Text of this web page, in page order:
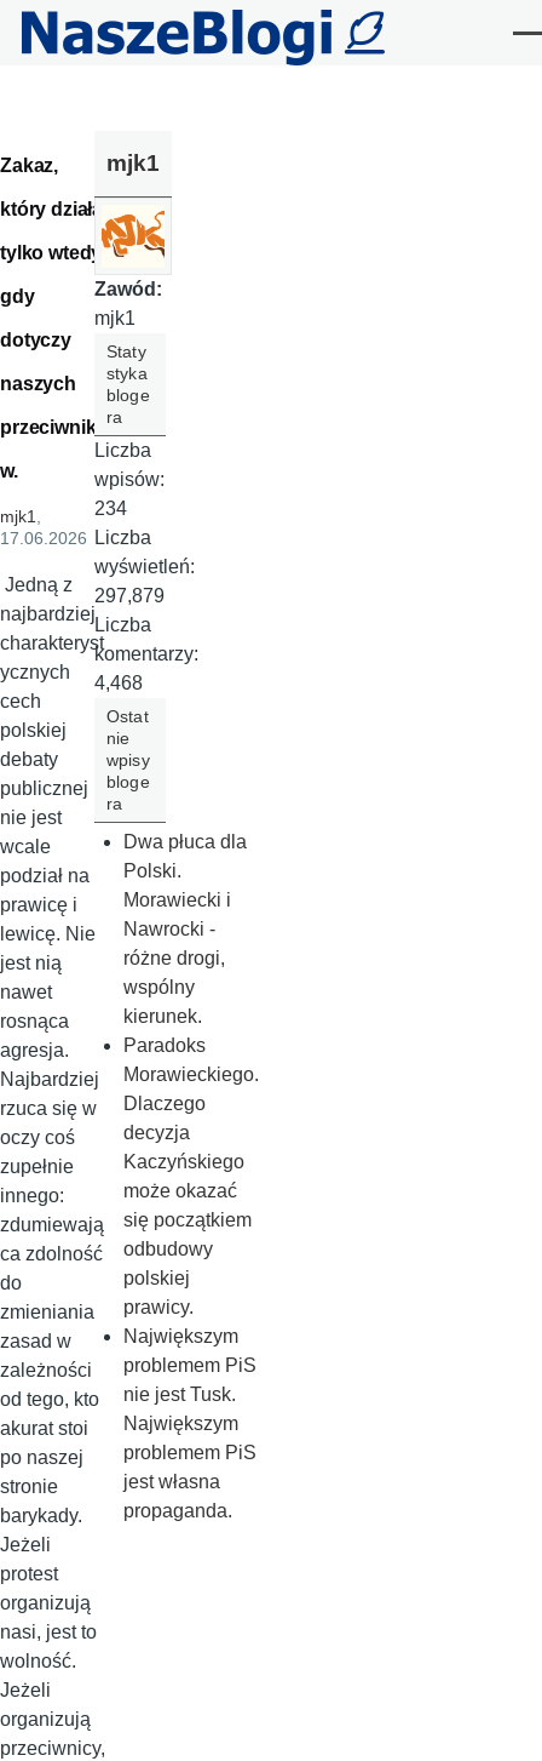
Przejdź do treści
Zakaz,
który działa
tylko wtedy,
gdy
dotyczy
naszych
przeciwnikó
w.
mjk1,
17.06.2026
Jedną z
najbardziej
charakteryst
ycznych
cech
polskiej
debaty
publicznej
nie jest
wcale
podział na
prawicę i
lewicę. Nie
jest nią
nawet
rosnąca
agresja.
Najbardziej
rzuca się w
oczy coś
zupełnie
innego:
zdumiewają
ca zdolność
do
zmieniania
zasad w
zależności
od tego, kto
akurat stoi
po naszej
stronie
barykady.
Jeżeli
protest
organizują
nasi, jest to
wolność.
Jeżeli
organizują
przeciwnicy,
mjk1
Zawód:
mjk1
Staty
styka
bloge
ra
Liczba
wpisów:
234
Liczba
wyświetleń:
297,879
Liczba
komentarzy:
4,468
Ostat
nie
wpisy
bloge
ra
Dwa płuca dla
Polski.
Morawiecki i
Nawrocki -
różne drogi,
wspólny
kierunek.
Paradoks
Morawieckiego.
Dlaczego
decyzja
Kaczyńskiego
może okazać
się początkiem
odbudowy
polskiej
prawicy.
Największym
problemem PiS
nie jest Tusk.
Największym
problemem PiS
jest własna
propaganda.